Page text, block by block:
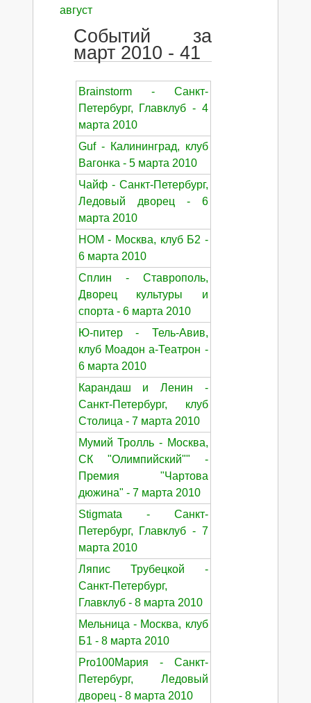
август
Событий за
март 2010 - 41
Brainstorm - Санкт-
Петербург, Главклуб - 4
марта 2010
Guf - Калининград, клуб
Вагонка - 5 марта 2010
Чайф - Санкт-Петербург,
Ледовый дворец - 6
марта 2010
НОМ - Москва, клуб Б2 -
6 марта 2010
Сплин - Ставрополь,
Дворец культуры и
спорта - 6 марта 2010
Ю-питер - Тель-Авив,
клуб Моадон а-Театрон -
6 марта 2010
Карандаш и Ленин -
Санкт-Петербург, клуб
Столица - 7 марта 2010
Мумий Тролль - Москва,
СК "Олимпийский"" -
Премия "Чартова
дюжина" - 7 марта 2010
Stigmata - Санкт-
Петербург, Главклуб - 7
марта 2010
Ляпис Трубецкой -
Санкт-Петербург,
Главклуб - 8 марта 2010
Мельница - Москва, клуб
Б1 - 8 марта 2010
Pro100Мария - Санкт-
Петербург, Ледовый
дворец - 8 марта 2010